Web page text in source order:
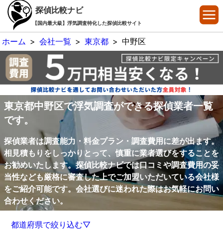
探偵比較ナビ
【国内最大級】浮気調査特化した探偵比較サイト
ホーム > 会社一覧 > 東京都 > 中野区
東京都中野区で浮気調査ができる探偵業者一覧
です。
探偵業者は調査能力・料金プラン・調査費用に差が出ます。
相見積もりをしっかりとって、慎重に業者選びをすることを
お勧めいたします。探偵比較ナビでは口コミや調査費用の妥
当性なども厳格に審査した上でご加盟いただいている会社様
をご紹介可能です。会社選びに迷われた際はお気軽にお問い
合わせください。
都道府県で絞り込む▽